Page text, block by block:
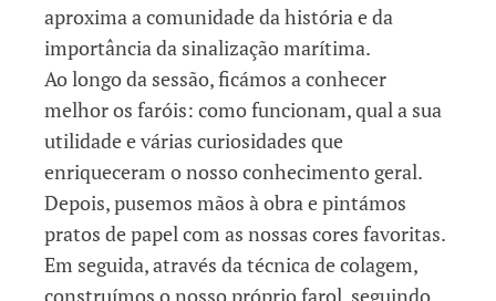
aproxima a comunidade da história e da
importância da sinalização marítima.
Ao longo da sessão, ficámos a conhecer
melhor os faróis: como funcionam, qual a sua
utilidade e várias curiosidades que
enriqueceram o nosso conhecimento geral.
Depois, pusemos mãos à obra e pintámos
pratos de papel com as nossas cores favoritas.
Em seguida, através da técnica de colagem,
construímos o nosso próprio farol, seguindo